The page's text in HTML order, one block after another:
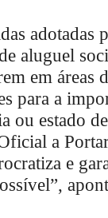
adotadas
aluguel
em áreas
para a
ou estado
a
e